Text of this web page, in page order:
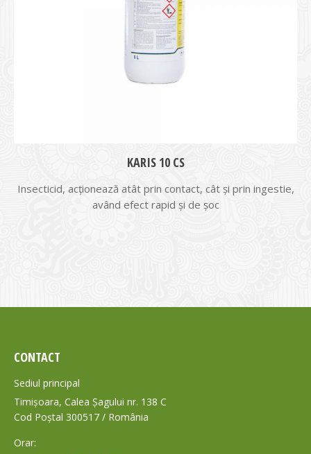
KARIS 10 CS
Insecticid, acționează atât prin contact, cât și prin ingestie,
având efect rapid și de șoc
CONTACT
Sediul principal
Timișoara, Calea Șagului nr. 138 C
Cod Poștal 300517 / România
Orar: